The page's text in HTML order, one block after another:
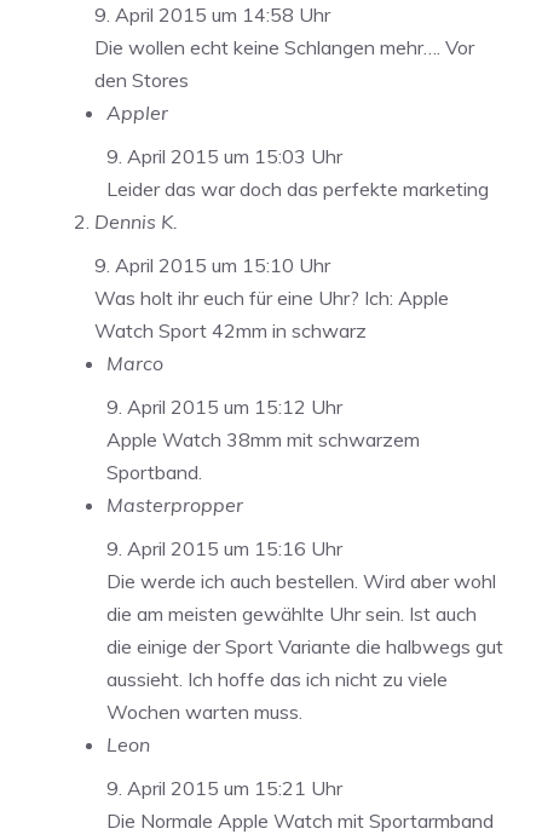
9. April 2015 um 14:58 Uhr
Die wollen echt keine Schlangen mehr…. Vor
den Stores
Appler
9. April 2015 um 15:03 Uhr
Leider das war doch das perfekte marketing
Dennis K.
9. April 2015 um 15:10 Uhr
Was holt ihr euch für eine Uhr? Ich: Apple
Watch Sport 42mm in schwarz
Marco
9. April 2015 um 15:12 Uhr
Apple Watch 38mm mit schwarzem
Sportband.
Masterpropper
9. April 2015 um 15:16 Uhr
Die werde ich auch bestellen. Wird aber wohl
die am meisten gewählte Uhr sein. Ist auch
die einige der Sport Variante die halbwegs gut
aussieht. Ich hoffe das ich nicht zu viele
Wochen warten muss.
Leon
9. April 2015 um 15:21 Uhr
Die Normale Apple Watch mit Sportarmband